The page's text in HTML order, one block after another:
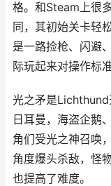
格。和Steam上很
同，其初始关卡轻
是一路捡枪、闪避
际玩起来对操作标
光之矛是
日耳曼，海盗企鹅
角们受光之神召唤
角度爆头杀敌，怪
也提高了难度。